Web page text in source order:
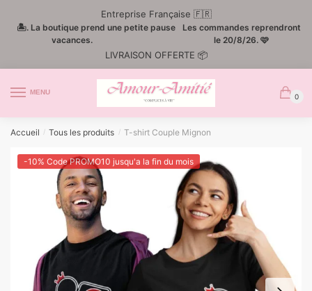
Entreprise Française 🇫🇷
🏝️. La boutique prend une petite pause
vacances.
Les commandes reprendront
le 20/8/26. 🩷
LIVRAISON OFFERTE 📦
MENU
0
Accueil / Tous les produits / T-shirt Couple Mignon
-10% Code PROMO10 jusqu'a la fin du mois